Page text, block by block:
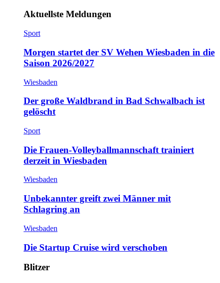
Aktuellste Meldungen
Sport
Morgen startet der SV Wehen Wiesbaden in die
Saison 2026/2027
Wiesbaden
Der große Waldbrand in Bad Schwalbach ist
gelöscht
Sport
Die Frauen-Volleyballmannschaft trainiert
derzeit in Wiesbaden
Wiesbaden
Unbekannter greift zwei Männer mit
Schlagring an
Wiesbaden
Die Startup Cruise wird verschoben
Blitzer